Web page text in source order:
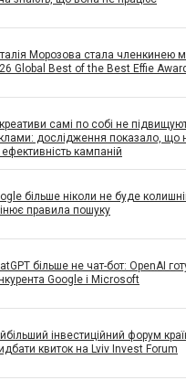
Морозова стала членкинею
Global Best of the Best Effie
самі по собі не
дослідження показало, що
кампаній
більше ніколи не буде
правила пошуку
більше не чат-бот: OpenAI
Google і Microsoft
інвестиційний форум
квиток на Lviv Invest Forum